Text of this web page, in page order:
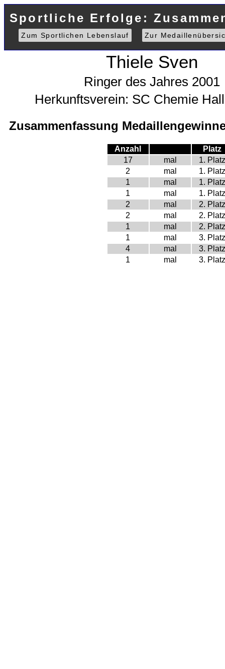
Sportliche Erfolge:
Zum Sportlichen Lebenslauf Zur
Thiele Sven
Ringer des Jahres 2001
Herkunftsverein: SC Chemie
Zusammenfassung
Anzahl
Platz
17
mal
1.
2
mal
1.
1
mal
1.
1
mal
1.
2
mal
2.
2
mal
2.
1
mal
2.
1
mal
3.
4
mal
3.
1
mal 3.